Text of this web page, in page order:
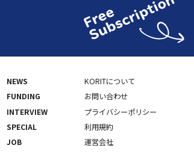
NEWS
FUNDING
INTERVIEW
SPECIAL
JOB
KORITについて
お問い合わせ
プライバシーポリシー
利用規約
運営会社